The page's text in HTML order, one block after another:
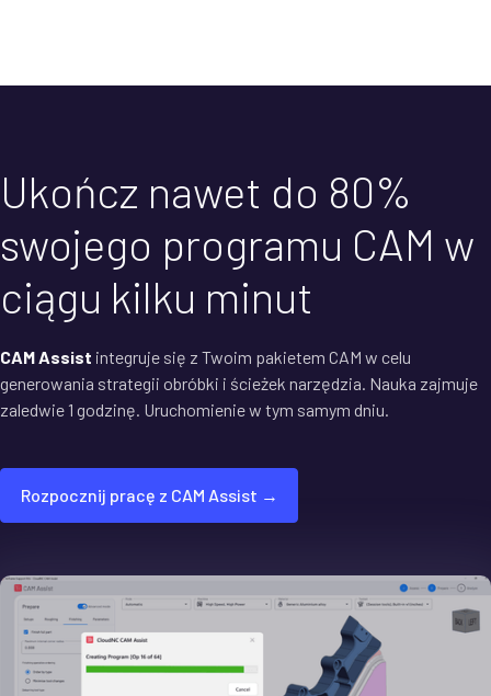
Ukończ nawet do 80%
swojego programu CAM w
ciągu kilku minut
CAM Assist integruje się z Twoim pakietem CAM w celu
generowania strategii obróbki i ścieżek narzędzia. Nauka zajmuje
zaledwie 1 godzinę. Uruchomienie w tym samym dniu.
Rozpocznij pracę z CAM Assist →